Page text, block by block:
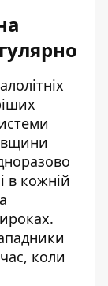
в кожній
коли